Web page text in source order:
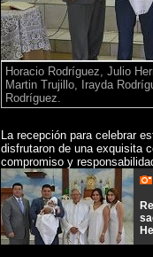
Horacio Rodríguez, Julio
Martin Trujillo, Irayda
Rodríguez.
La recepción para celebrar
disfrutaron de una exquisita
compromiso y